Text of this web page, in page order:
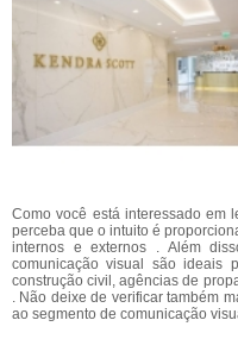
Como você está interessado em
perceba que o intuito é
internos e externos . Além
comunicação visual são ideais
construção civil, agências de
. Não deixe de verificar também
ao segmento de comunicação